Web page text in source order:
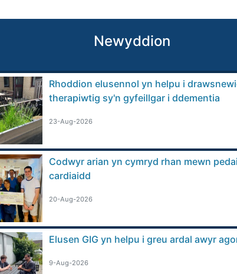
Newyddion
Rhoddion elusennol yn helpu i
therapiwtig sy'n gyfeillgar i ddementia
23-Aug-2026
Codwyr arian yn cymryd rhan mewn
cardiaidd
20-Aug-2026
Elusen GIG yn helpu i greu ardal awyr
9-Aug-2026